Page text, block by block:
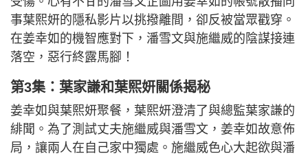
事葉熙妍的隱私影片以挑撥離間，卻反被當眾戳穿。
在姜幸如的機智應對下，潘雪文與施繼威的陰謀接連
落空，惡行終露馬腳！
第3集：葉家謙和葉熙妍關係揭秘
姜幸如與葉熙妍聚餐，葉熙妍澄清了與總監葉家謙的
緋聞。為了測試丈夫施繼威與潘雪文，姜幸如故意佈
局，讓兩人在自己家中獨處。施繼威色心大起欲與潘